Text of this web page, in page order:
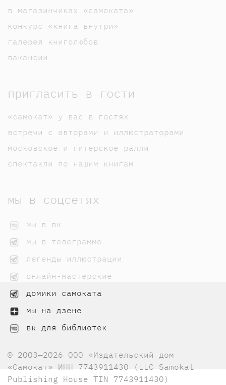
в магазинчиках «самоката»
конкурс «книга внутри»
галерея книголюбов
вакансии
пригласить в гости
«самокат» у вас в гостях
встречи с авторами и иллюстраторами
московское и питерское ралли
спектакли по нашим книгам
мы в соцсетях
мы в вк
мы в телеграмме
легенды иллюстрации
онлайн-мастерские
домики самоката
мы на дзене
вк для библиотек
© 2003—2026 ООО «Издательский дом
«Самокат» ИНН 7743911430 (LLC Samokat
Publishing House TIN 7743911430)